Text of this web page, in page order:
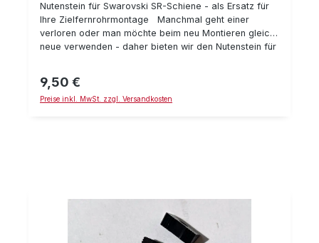
Nutenstein für Swarovski SR-Schiene - als Ersatz für
Ihre Zielfernrohrmontage Manchmal geht einer
verloren oder man möchte beim neu Montieren gleich
neue verwenden - daher bieten wir den Nutenstein für
Loctite 243 und einen Drehmoment-Schlüssel zu
verwenden. Details: Nutenstein, passend für
Regulärer Preis:
9,50 €
Preise inkl. MwSt. zzgl. Versandkosten